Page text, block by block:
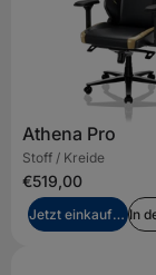
Athena Pro
Stoff / Kreide
€519,00
Jetzt einkaufen